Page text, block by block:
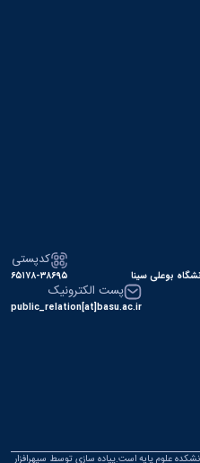
بوعلی سینا
کدپستی
۶۵۱۷۸-۳۸۶۹۵
پست الکترونیک
public_relation[at]basu.ac.ir
علوم پایه است.پیاده سازی توسط سپهرافزار